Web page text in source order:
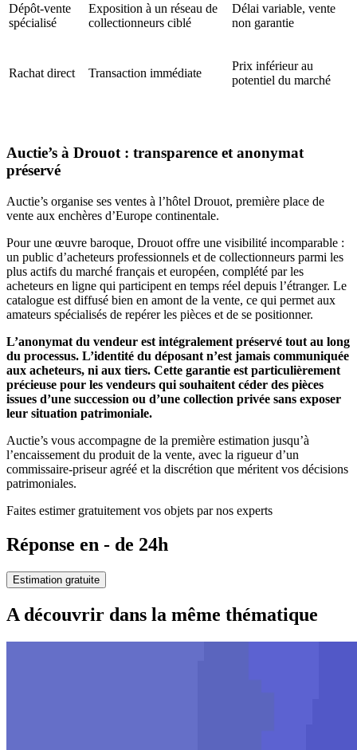
Dépôt-vente
spécialisé
Exposition à un réseau de
collectionneurs ciblé
Délai variable, vente
non garantie
Rachat direct Transaction immédiate
Prix inférieur au
potentiel du marché
Auctie’s à Drouot : transparence et anonymat
préservé
Auctie’s organise ses ventes à l’hôtel Drouot, première place de
vente aux enchères d’Europe continentale.
Pour une œuvre baroque, Drouot offre une visibilité incomparable :
un public d’acheteurs professionnels et de collectionneurs parmi les
plus actifs du marché français et européen, complété par les
acheteurs en ligne qui participent en temps réel depuis l’étranger. Le
catalogue est diffusé bien en amont de la vente, ce qui permet aux
amateurs spécialisés de repérer les pièces et de se positionner.
L’anonymat du vendeur est intégralement préservé tout au long
du processus. L’identité du déposant n’est jamais communiquée
aux acheteurs, ni aux tiers. Cette garantie est particulièrement
précieuse pour les vendeurs qui souhaitent céder des pièces
issues d’une succession ou d’une collection privée sans exposer
leur situation patrimoniale.
Auctie’s vous accompagne de la première estimation jusqu’à
l’encaissement du produit de la vente, avec la rigueur d’un
commissaire-priseur agréé et la discrétion que méritent vos décisions
patrimoniales.
Faites estimer gratuitement vos objets par nos experts
Réponse en - de 24h
Estimation gratuite
A découvrir dans la même thématique